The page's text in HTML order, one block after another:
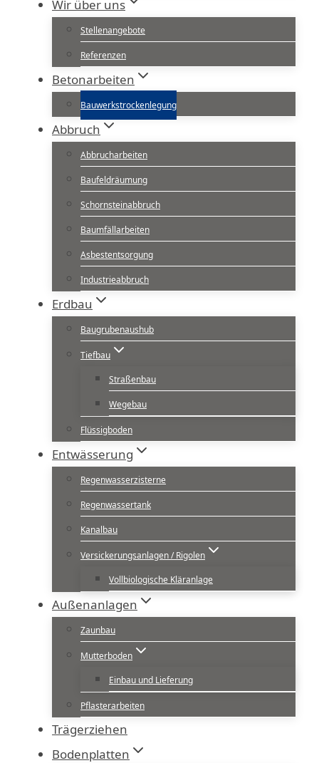
Wir über uns
Stellenangebote
Referenzen
Betonarbeiten
Bauwerkstrockenlegung
Abbruch
Abbrucharbeiten
Baufeldräumung
Schornsteinabbruch
Baumfällarbeiten
Asbestentsorgung
Industrieabbruch
Erdbau
Baugrubenaushub
Tiefbau
Straßenbau
Wegebau
Flüssigboden
Entwässerung
Regenwasserzisterne
Regenwassertank
Kanalbau
Versickerungsanlagen / Rigolen
Vollbiologische Kläranlage
Außenanlagen
Zaunbau
Mutterboden
Einbau und Lieferung
Pflasterarbeiten
Trägerziehen
Bodenplatten